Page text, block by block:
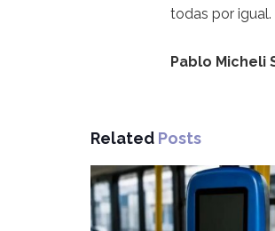
todas por igual.
Pablo Micheli
Related Posts